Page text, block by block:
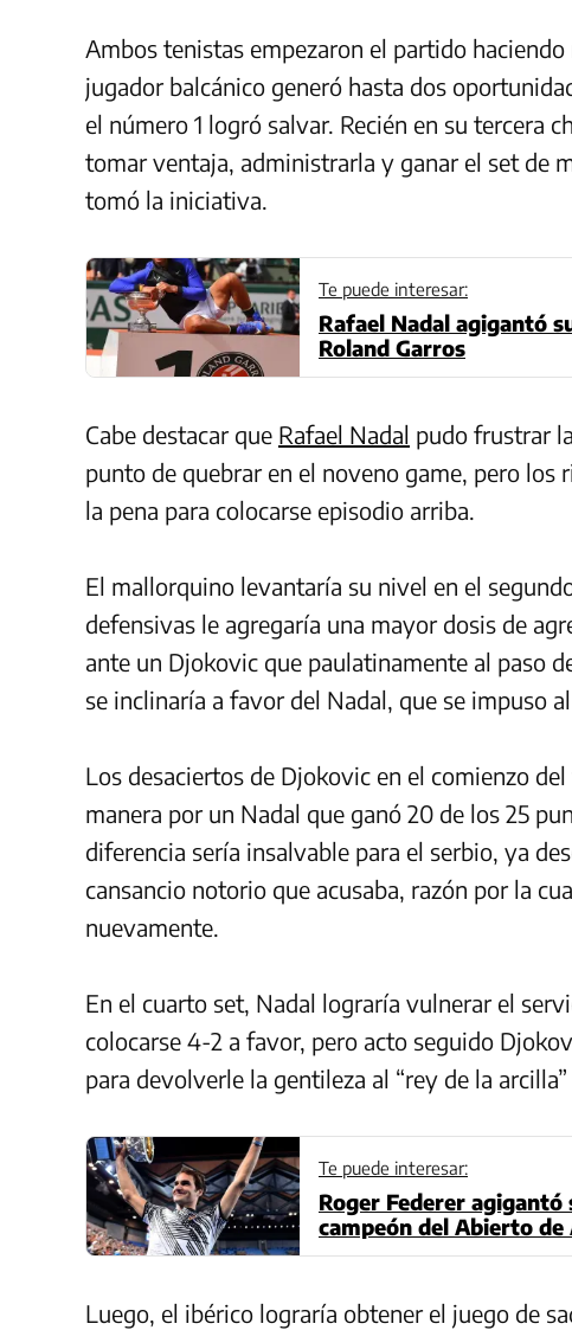
Ambos tenistas empezaron el partido
jugador balcánico generó hasta dos
el número 1 logró salvar. Recién en su tercera
tomar ventaja, administrarla y ganar el set de
tomó la iniciativa.
Te puede interesar:
Rafael Nadal agigantó
Roland Garros
Cabe destacar que Rafael Nadal pudo frustrar
punto de quebrar en el noveno game, pero
la pena para colocarse episodio arriba.
El mallorquino levantaría su nivel en el
defensivas le agregaría una mayor dosis de
ante un Djokovic que paulatinamente al paso
se inclinaría a favor del Nadal, que se impuso
Los desaciertos de Djokovic en el comienzo
manera por un Nadal que ganó 20 de los 25
diferencia sería insalvable para el serbio, ya
cansancio notorio que acusaba, razón por la
nuevamente.
En el cuarto set, Nadal lograría vulnerar el
colocarse 4-2 a favor, pero acto seguido
para devolverle la gentileza al “rey de la
Te puede interesar:
Roger Federer
campeón del Abierto
Luego, el ibérico lograría obtener el juego de